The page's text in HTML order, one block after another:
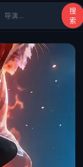
搜
索
剧高清在线观看